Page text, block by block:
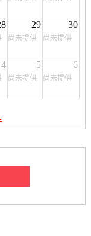
29
尚未提供
30
尚未提供
4 5
尚未提供
6
尚未提供